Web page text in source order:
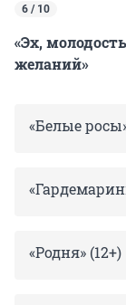
6 / 10
«Эх,
желаний»
«Белые
«Родня» (12+)